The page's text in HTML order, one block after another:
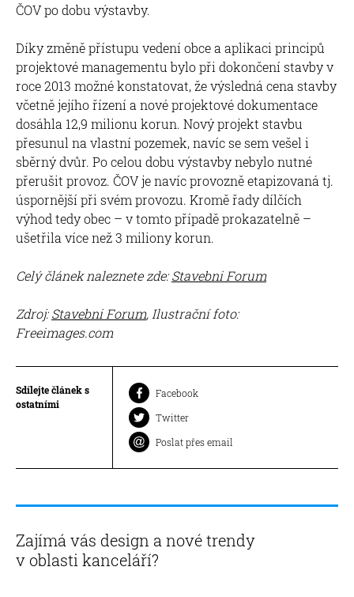
ČOV po dobu výstavby.
Díky změně přístupu vedení obce a aplikaci principů
projektové managementu bylo při dokončení stavby v
roce 2013 možné konstatovat, že výsledná cena stavby
včetně jejího řízení a nové projektové dokumentace
dosáhla 12,9 milionu korun. Nový projekt stavbu
přesunul na vlastní pozemek, navíc se sem vešel i
sběrný dvůr. Po celou dobu výstavby nebylo nutné
přerušit provoz. ČOV je navíc provozně etapizovaná tj.
úspornější při svém provozu. Kromě řady dílčích
výhod tedy obec – v tomto případě prokazatelně –
ušetřila více než 3 miliony korun.
Celý článek naleznete zde:Stavebni Forum
Zdroj:Stavebni Forum, Ilustrační foto:
Freeimages.com
Sdílejte článek s
ostatními
Facebook
Twitter
Poslat přes email
Zajímá vás design a nové trendy
v oblasti kanceláří?